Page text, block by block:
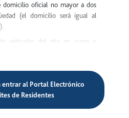
domicilio oficial no mayor a dos
(el domicilio será igual al
vehicular del año en curso o
del año actual a nombre del
de tags o cambio de
vehicular del año en curso o
entrar al Portal Electrónico
de Residentes